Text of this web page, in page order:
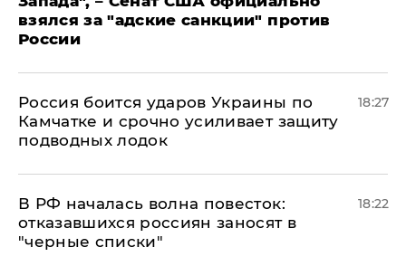
взялся за "адские санкции" против
России
Россия боится ударов Украины по
Камчатке и срочно усиливает защиту
подводных лодок
18:27
​В РФ началась волна повесток:
отказавшихся россиян заносят в
"черные списки"
18:22